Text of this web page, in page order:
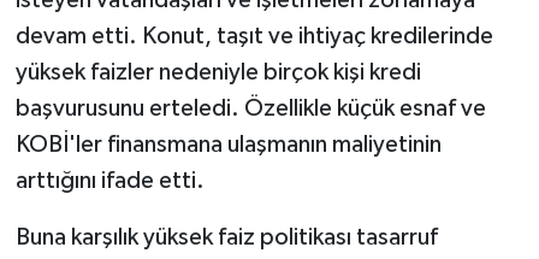
devam etti. Konut, taşıt ve ihtiyaç kredilerinde
yüksek faizler nedeniyle birçok kişi kredi
başvurusunu erteledi. Özellikle küçük esnaf ve
KOBİ'ler finansmana ulaşmanın maliyetinin
arttığını ifade etti.
Buna karşılık yüksek faiz politikası tasarruf